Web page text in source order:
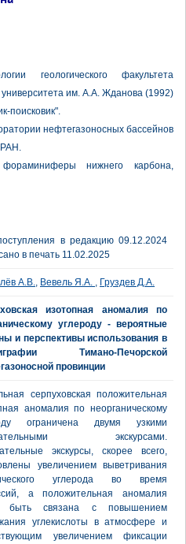
геологического факультета
университета им. А.А. Жданова (1992)
поисковик".
нефтегазоносных бассейнов
РАН.
нижнего карбона,
в редакцию 09.12.2024
в печать 11.02.2025
А.В., Вевель Я.А. , Груздев Д.А.
изотопная аномалия по
углероду - вероятные
и перспективы использования в
Тимано-Печорской
провинции
серпуховская положительная
аномалия по неорганическому
ограничена двумя узкими
экскурсами.
экскурсы, скорее всего,
увеличением выветривания
углерода во время
а положительная аномалия
быть связана с повышением
углекислоты в атмосфере и
увеличением фиксации